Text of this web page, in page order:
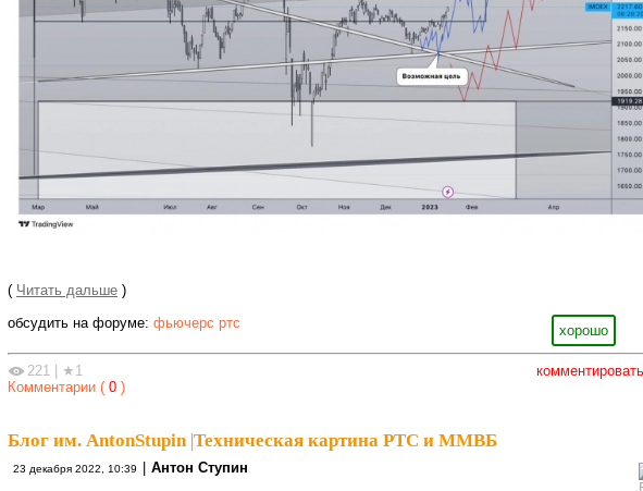
( Читать дальше )
хорошо
обсудить на форуме: фьючерс ртс
комментировать
221
★1
Комментарии ( 0 )
Блог им. AntonStupin|Техническая картина РТС и ММВБ
23 декабря 2022, 10:39 Антон Ступин